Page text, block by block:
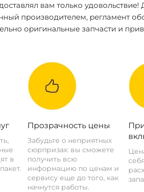
вам только удовольствие!
производителем, регламент
оригинальные запчасти и
в
Прозрачность цены
Забудьте о неприятных
сюрпризах: вы сможете
получить всю
информацию по ценам и
сервису еще до того, как
начнутся работы.